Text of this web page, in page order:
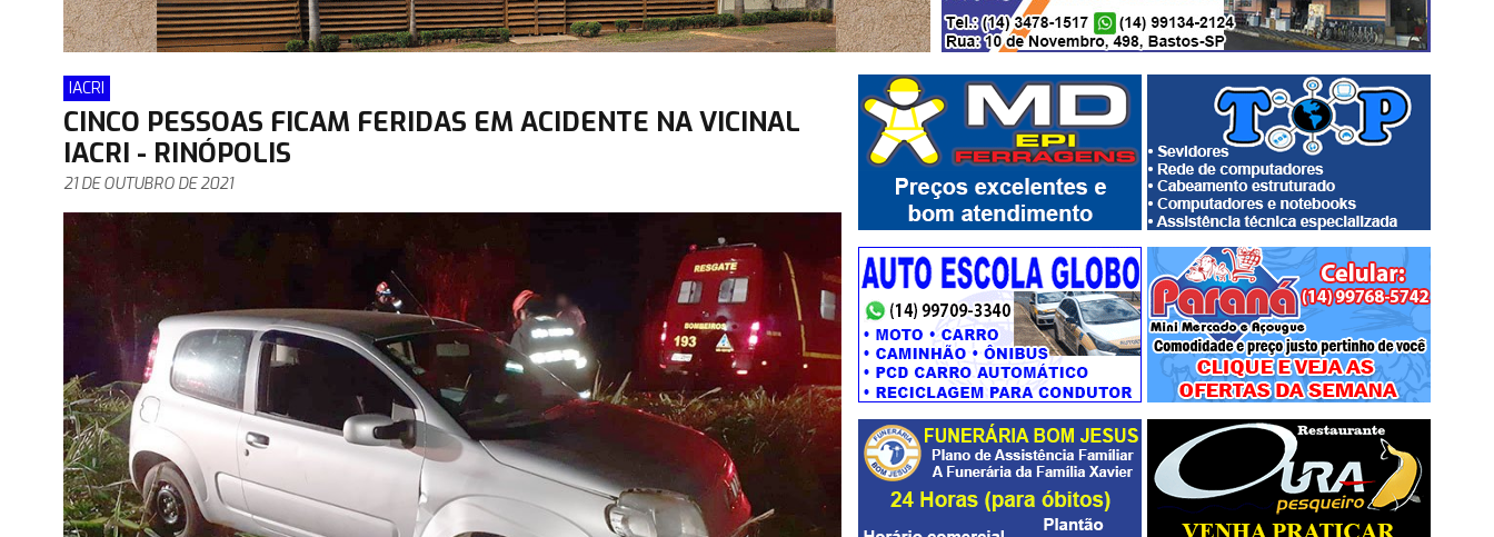
IACRI
CINCO PESSOAS FICAM FERIDAS EM ACIDENTE NA VICINAL
IACRI - RINÓPOLIS
21 DE OUTUBRO DE 2021